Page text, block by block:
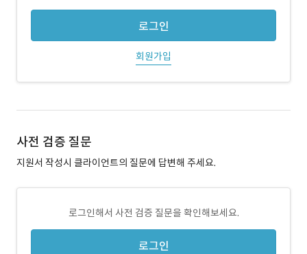
로그인
회원가입
사전 검증 질문
지원서 작성시 클라이언트의 질문에 답변해 주세요.
로그인해서 사전 검증 질문을 확인해보세요.
로그인